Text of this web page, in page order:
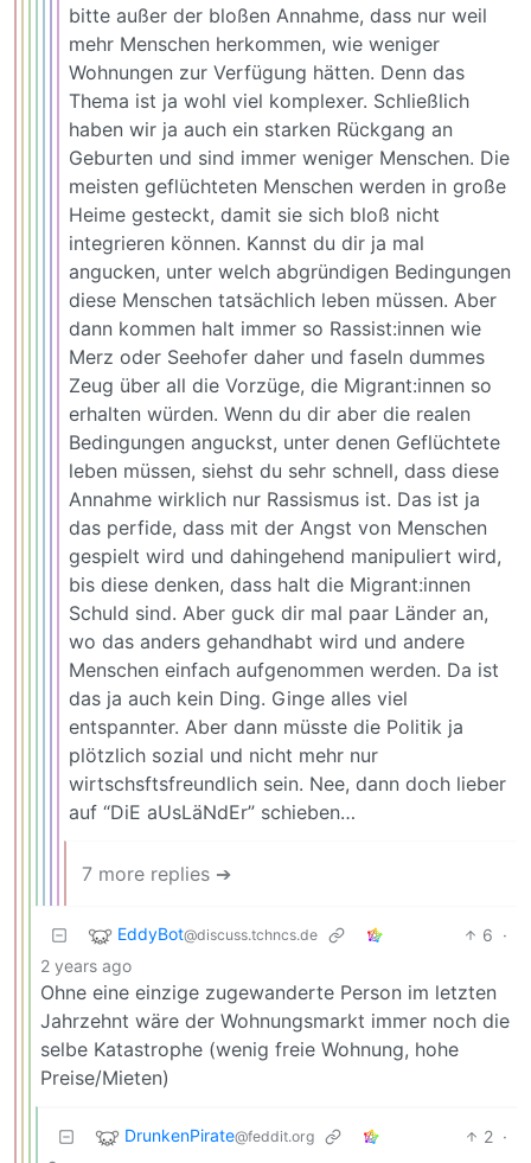
bitte außer der bloßen Annahme, dass nur weil
mehr Menschen herkommen, wie weniger
Wohnungen zur Verfügung hätten. Denn das
Thema ist ja wohl viel komplexer. Schließlich
haben wir ja auch ein starken Rückgang an
Geburten und sind immer weniger Menschen. Die
meisten geflüchteten Menschen werden in große
Heime gesteckt, damit sie sich bloß nicht
integrieren können. Kannst du dir ja mal
angucken, unter welch abgründigen Bedingungen
diese Menschen tatsächlich leben müssen. Aber
dann kommen halt immer so Rassist:innen wie
Merz oder Seehofer daher und faseln dummes
Zeug über all die Vorzüge, die Migrant:innen so
erhalten würden. Wenn du dir aber die realen
Bedingungen anguckst, unter denen Geflüchtete
leben müssen, siehst du sehr schnell, dass diese
Annahme wirklich nur Rassismus ist. Das ist ja
das perfide, dass mit der Angst von Menschen
gespielt wird und dahingehend manipuliert wird,
bis diese denken, dass halt die Migrant:innen
Schuld sind. Aber guck dir mal paar Länder an,
wo das anders gehandhabt wird und andere
Menschen einfach aufgenommen werden. Da ist
das ja auch kein Ding. Ginge alles viel
entspannter. Aber dann müsste die Politik ja
plötzlich sozial und nicht mehr nur
wirtschsftsfreundlich sein. Nee, dann doch lieber
auf “DiE aUsLäNdEr” schieben…
7 more replies ➔
EddyBot@discuss.tchncs.de 6 ·
2 years ago
Ohne eine einzige zugewanderte Person im letzten
Jahrzehnt wäre der Wohnungsmarkt immer noch die
selbe Katastrophe (wenig freie Wohnung, hohe
Preise/Mieten)
DrunkenPirate@feddit.org 2 ·